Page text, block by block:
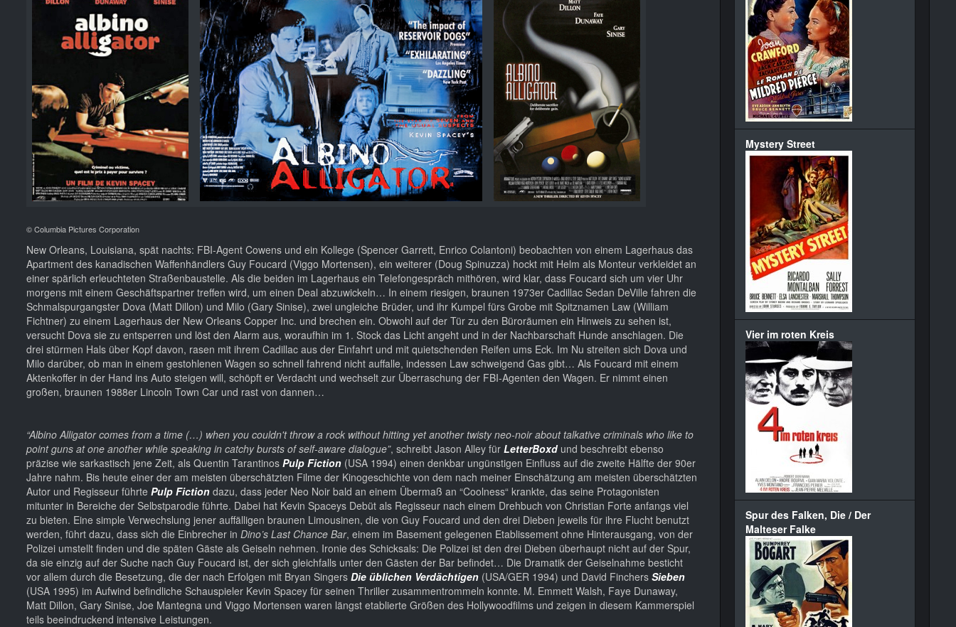
© Columbia Pictures Corporation
New Orleans, Louisiana, spät nachts: FBI-Agent Cowens und ein Kollege (Spencer Garrett, Enrico Colantoni) beobachten von einem Lagerhaus das
Apartment des kanadischen Waffenhändlers Guy Foucard (Viggo Mortensen), ein weiterer (Doug Spinuzza) hockt mit Helm als Monteur verkleidet an
einer spärlich erleuchteten Straßenbaustelle. Als die beiden im Lagerhaus ein Telefongespräch mithören, wird klar, dass Foucard sich um vier Uhr
morgens mit einem Geschäftspartner treffen wird, um einen Deal abzuwickeln… In einem riesigen, braunen 1973er Cadillac Sedan DeVille fahren die
Schmalspurgangster Dova (Matt Dillon) und Milo (Gary Sinise), zwei ungleiche Brüder, und ihr Kumpel fürs Grobe mit Spitznamen Law (William
Fichtner) zu einem Lagerhaus der New Orleans Copper Inc. und brechen ein. Obwohl auf der Tür zu den Büroräumen ein Hinweis zu sehen ist,
versucht Dova sie zu entsperren und löst den Alarm aus, woraufhin im 1. Stock das Licht angeht und in der Nachbarschaft Hunde anschlagen. Die
drei stürmen Hals über Kopf davon, rasen mit ihrem Cadillac aus der Einfahrt und mit quietschenden Reifen ums Eck. Im Nu streiten sich Dova und
Milo darüber, ob man in einem gestohlenen Wagen so schnell fahrend nicht auffalle, indessen Law schweigend Gas gibt… Als Foucard mit einem
Aktenkoffer in der Hand ins Auto steigen will, schöpft er Verdacht und wechselt zur Überraschung der FBI-Agenten den Wagen. Er nimmt einen
großen, braunen 1988er Lincoln Town Car und rast von dannen…
“Albino Alligator comes from a time (…) when you couldn't throw a rock without hitting yet another twisty neo-noir about talkative criminals who like to
point guns at one another while speaking in catchy bursts of self-aware dialogue”, schreibt Jason Alley für LetterBoxd und beschreibt ebenso
präzise wie sarkastisch jene Zeit, als Quentin Tarantinos Pulp Fiction (USA 1994) einen denkbar ungünstigen Einfluss auf die zweite Hälfte der 90er
Jahre nahm. Bis heute einer der am meisten überschätzten Filme der Kinogeschichte von dem nach meiner Einschätzung am meisten überschätzten
Autor und Regisseur führte Pulp Fiction dazu, dass jeder Neo Noir bald an einem Übermaß an “Coolness“ krankte, das seine Protagonisten
mitunter in Bereiche der Selbstparodie führte. Dabei hat Kevin Spaceys Debüt als Regisseur nach einem Drehbuch von Christian Forte anfangs viel
zu bieten. Eine simple Verwechslung jener auffälligen braunen Limousinen, die von Guy Foucard und den drei Dieben jeweils für ihre Flucht benutzt
werden, führt dazu, dass sich die Einbrecher in Dino’s Last Chance Bar, einem im Basement gelegenen Etablissement ohne Hinterausgang, von der
Polizei umstellt finden und die späten Gäste als Geiseln nehmen. Ironie des Schicksals: Die Polizei ist den drei Dieben überhaupt nicht auf der Spur,
da sie einzig auf der Suche nach Guy Foucard ist, der sich gleichfalls unter den Gästen der Bar befindet… Die Dramatik der Geiselnahme besticht
vor allem durch die Besetzung, die der nach Erfolgen mit Bryan Singers Die üblichen Verdächtigen (USA/GER 1994) und David Finchers Sieben
(USA 1995) im Aufwind befindliche Schauspieler Kevin Spacey für seinen Thriller zusammentrommeln konnte. M. Emmett Walsh, Faye Dunaway,
Matt Dillon, Gary Sinise, Joe Mantegna und Viggo Mortensen waren längst etablierte Größen des Hollywoodfilms und zeigen in diesem Kammerspiel
teils beeindruckend intensive Leistungen.
Mystery Street
Vier im roten Kreis
Spur des Falken, Die / Der
Malteser Falke